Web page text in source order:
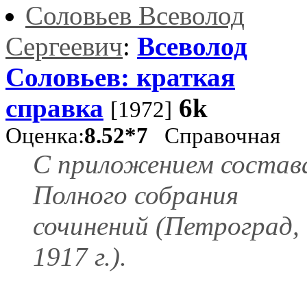
Соловьев Всеволод
Сергеевич: Всеволод
Соловьев: краткая
справка [1972] 6k
Оценка:8.52*7 Справочная
С приложением
Полного собрания
сочинений (Петроград,
1917 г.).